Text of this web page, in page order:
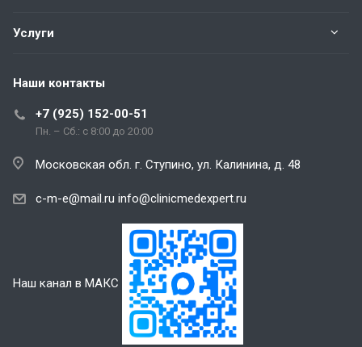
Услуги
Наши контакты
+7 (925) 152-00-51
Пн. – Сб.: с 8:00 до 20:00
Московская обл. г. Ступино, ул. Калинина, д. 48
c-m-e@mail.ru info@clinicmedexpert.ru
Наш канал в МАКС